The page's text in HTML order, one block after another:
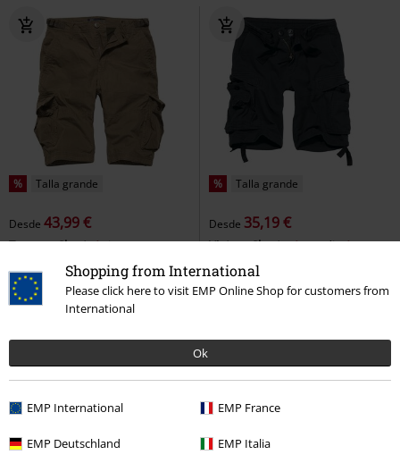
Shopping from International
Please click here to visit EMP Online Shop for customers from
International
Ok
EMP International EMP France
EMP Deutschland EMP Italia
% Talla grande
Desde 43,99 €
Terrance Short
Vintage
Pantalones cortos
% Talla grande
Desde 35,19 €
Vintage Shorts
Brandit
Pantalones cortos